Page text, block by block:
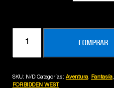
FORBIDDEN
WEST
cantidad
COMPRAR
SKU: N/D Categorías: Aventura, Fantasía,
FORBIDDEN WEST